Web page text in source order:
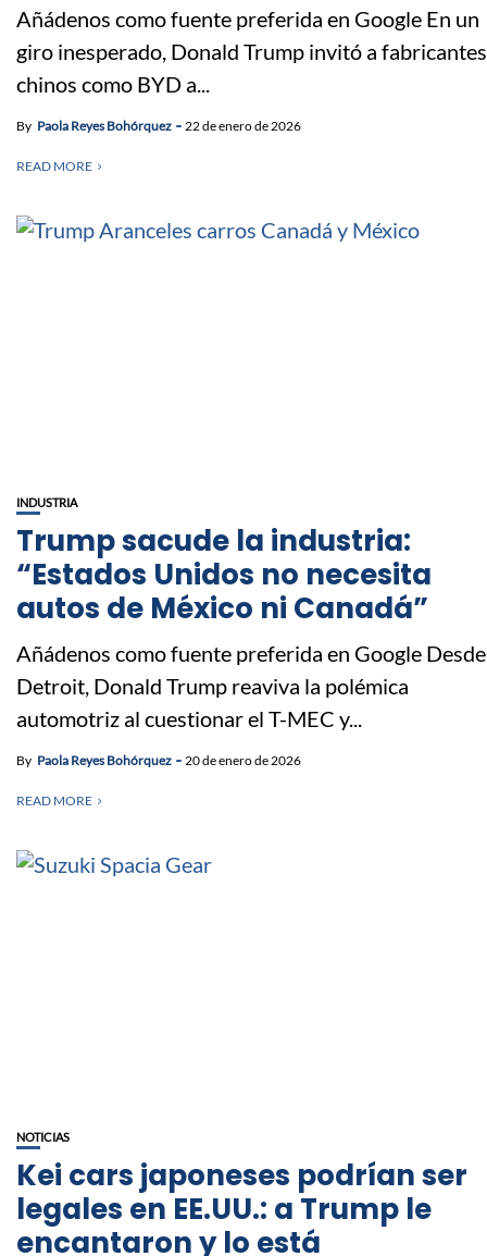
Añádenos como fuente preferida en Google En un
giro inesperado, Donald Trump invitó a fabricantes
chinos como BYD a...
By Paola Reyes Bohórquez 22 de enero de 2026
READ MORE
INDUSTRIA
Trump sacude la industria:
“Estados Unidos no necesita
autos de México ni Canadá”
Añádenos como fuente preferida en Google Desde
Detroit, Donald Trump reaviva la polémica
automotriz al cuestionar el T-MEC y...
By Paola Reyes Bohórquez 20 de enero de 2026
READ MORE
NOTICIAS
Kei cars japoneses podrían ser
legales en EE.UU.: a Trump le
encantaron y lo está